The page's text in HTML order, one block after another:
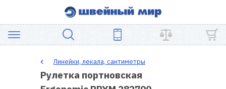
ШВЕЙНОЕ
Линейки, лекала, сантиметры
Рулетка портновская